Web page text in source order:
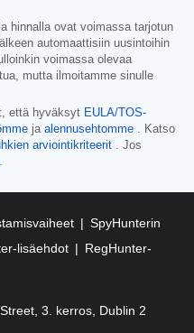
hinnalla ovat voimassa tarjotun
automaattisiin uusintoihin
voimassa olevaa
mutta ilmoitamme sinulle
että hyväksyt EULA/TOS-
ja alennusehtomme . Katso
arviointikriteerit . Jos
.
SpyHunterin
lisäehdot
RegHunter-
3. kerros, Dublin 2